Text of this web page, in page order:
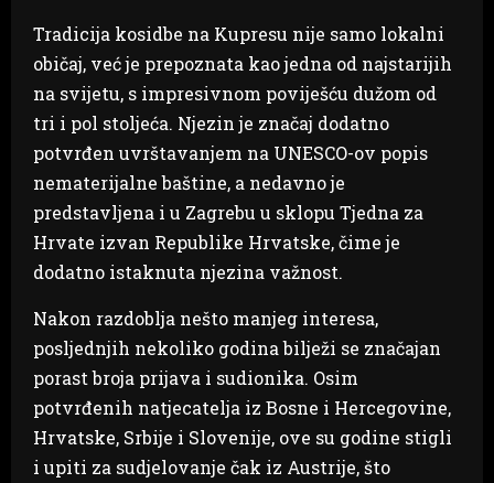
Tradicija kosidbe na Kupresu nije samo lokalni
običaj, već je prepoznata kao jedna od najstarijih
na svijetu, s impresivnom poviješću dužom od
tri i pol stoljeća. Njezin je značaj dodatno
potvrđen uvrštavanjem na UNESCO-ov popis
nematerijalne baštine, a nedavno je
predstavljena i u Zagrebu u sklopu Tjedna za
Hrvate izvan Republike Hrvatske, čime je
dodatno istaknuta njezina važnost.
Nakon razdoblja nešto manjeg interesa,
posljednjih nekoliko godina bilježi se značajan
porast broja prijava i sudionika. Osim
potvrđenih natjecatelja iz Bosne i Hercegovine,
Hrvatske, Srbije i Slovenije, ove su godine stigli
i upiti za sudjelovanje čak iz Austrije, što